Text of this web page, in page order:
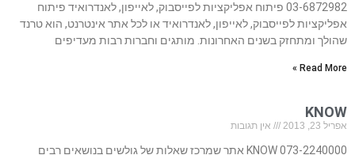
03-6872982 פיתוח אפליקציות לפייסבוק, לאייפון, לאנדרואיד פיתוח
אפליקציות לפייסבוק, לאייפון, לאנדרואיד או לכל אתר אינטרנט, הוא טרנד
שהולך ומתחזק בשנים האחרונות. מותגים וחברות רבות מעדיפים
Read More »
KNOW
אפריל 23, 2013 אין תגובות
073-2240000 KNOW אתר שמרכז שאלות של גולשים בנושאים רבים